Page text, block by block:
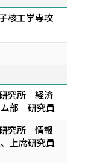
核工学専攻
究所 経済
ム部 研究員
究所 情報
上席研究員